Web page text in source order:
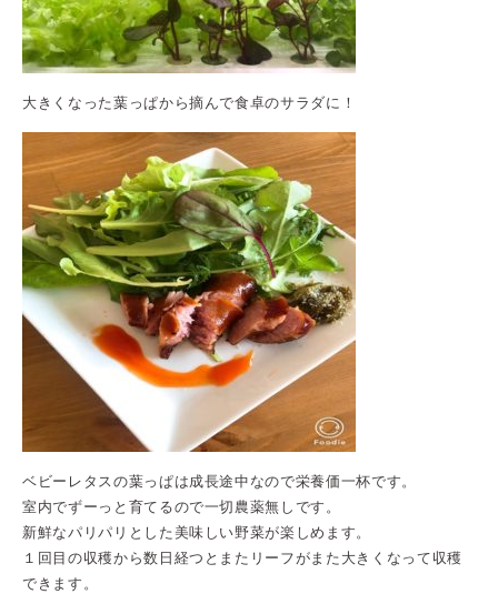
大きくなった葉っぱから摘んで食卓のサラダに！
ベビーレタスの葉っぱは成長途中なので栄養価一杯です。
室内でずーっと育てるので一切農薬無しです。
新鮮なパリパリとした美味しい野菜が楽しめます。
１回目の収穫から数日経つとまたリーフがまた大きくなって収穫
できます。